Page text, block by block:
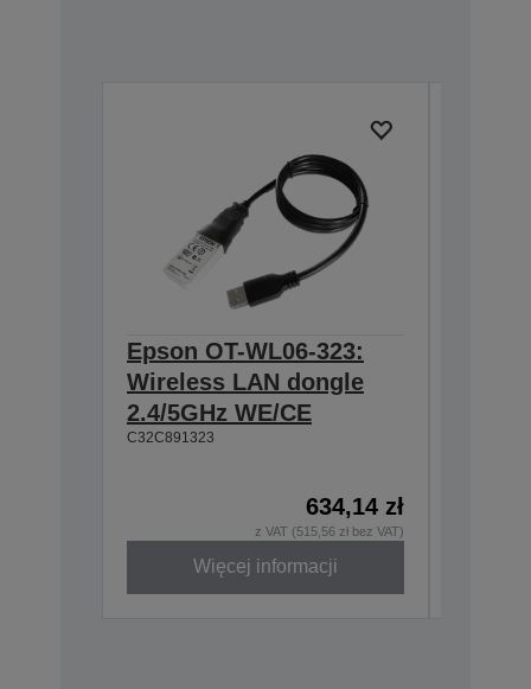
Epson OT-WL06-323:
Wireless LAN dongle
2.4/5GHz WE/CE
C32C891323
634,14 zł
z VAT (515,56 zł bez VAT)
Więcej informacji